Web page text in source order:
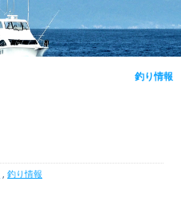
釣り情報
,釣り情報